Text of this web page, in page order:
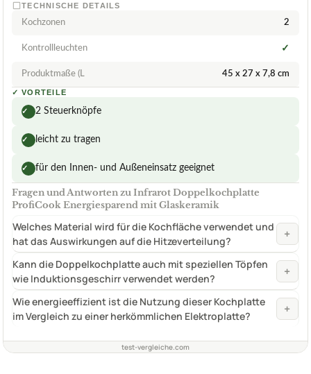
TECHNISCHE DETAILS
Kochzonen 2
Kontrollleuchten ✓
Produktmaße (L 45 x 27 x 7,8 cm
✓ VORTEILE
✓ 2 Steuerknöpfe
✓ leicht zu tragen
✓ für den Innen- und Außeneinsatz geeignet
Fragen und Antworten zu Infrarot Doppelkochplatte
ProfiCook Energiesparend mit Glaskeramik
Welches Material wird für die Kochfläche verwendet und
hat das Auswirkungen auf die Hitzeverteilung?
+
Kann die Doppelkochplatte auch mit speziellen Töpfen
wie Induktionsgeschirr verwendet werden?
+
Wie energieeffizient ist die Nutzung dieser Kochplatte
im Vergleich zu einer herkömmlichen Elektroplatte?
+
test-vergleiche.com